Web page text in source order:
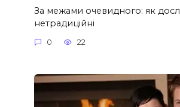
За межами очевидного: як
нетрадиційні
0 22